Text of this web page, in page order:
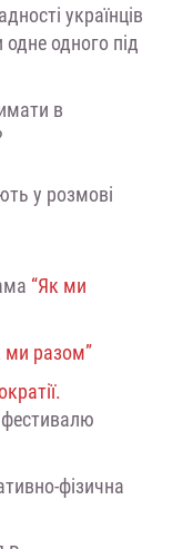
українців
одне одного під
в
у розмові
“Як ми
ми разом”
фізична